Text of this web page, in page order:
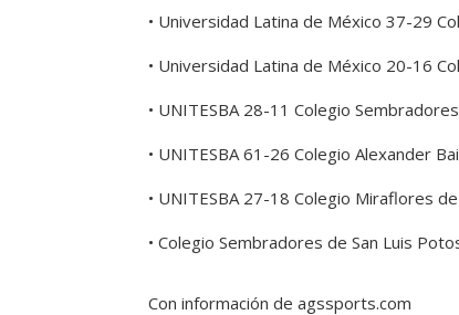
• Universidad Latina de México 37-29
• Universidad Latina de México 20-16
• UNITESBA 28-11 Colegio
• UNITESBA 61-26 Colegio Alexander
• UNITESBA 27-18 Colegio Miraflores
• Colegio Sembradores de San Luis
Con información de agssports.com